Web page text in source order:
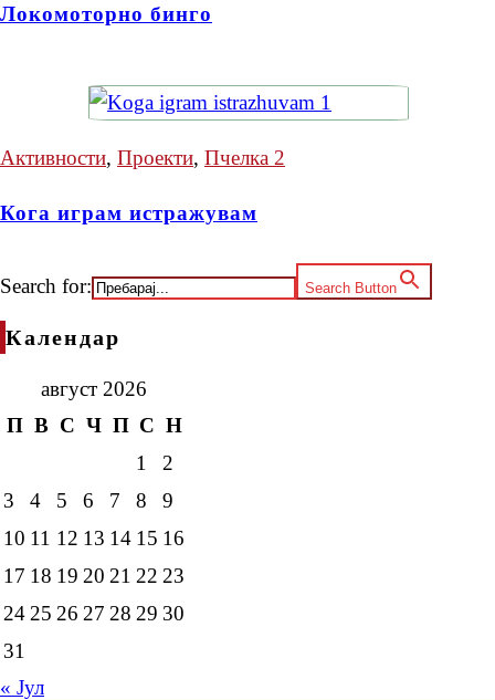
Локомоторно бинго
Активности, Проекти, Пчелка 2
Кога играм истражувам
Search for: Search Button
Календар
август 2026
П В С Ч П С Н
1
2
3
4 5 6 7 8
9
10 11 12 13 14 15 16
17 18 19 20 21 22 23
24 25 26 27 28 29 30
31
« Јул